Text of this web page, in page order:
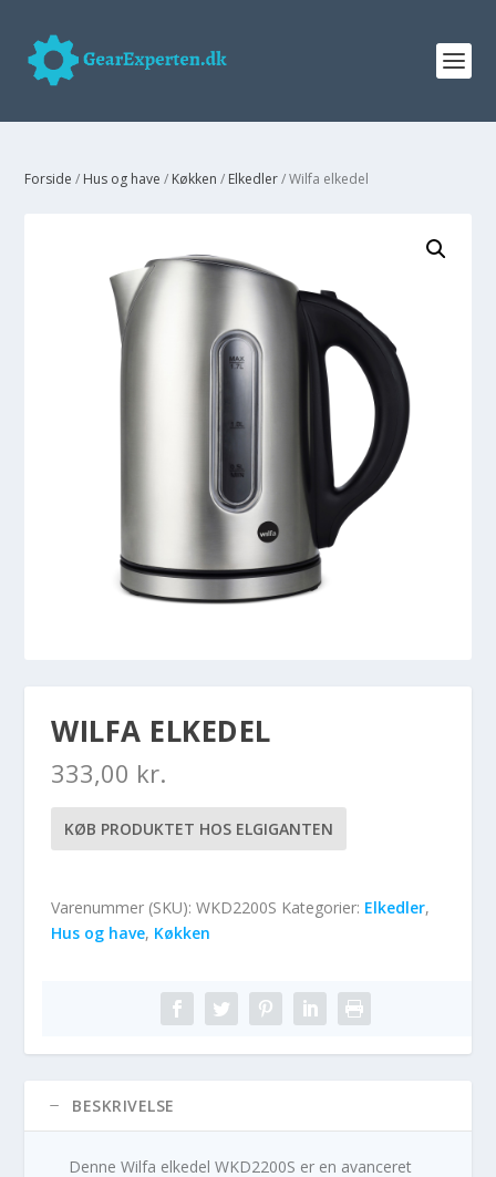
Forside / Hus og have / Køkken / Elkedler/ Wilfa elkedel
WILFA ELKEDEL
333,00 kr.
KØB PRODUKTET HOS ELGIGANTEN
Varenummer (SKU):WKD2200S Kategorier: Elkedler,
Hus og have, Køkken
BESKRIVELSE
Denne Wilfa elkedel WKD2200S er en avanceret